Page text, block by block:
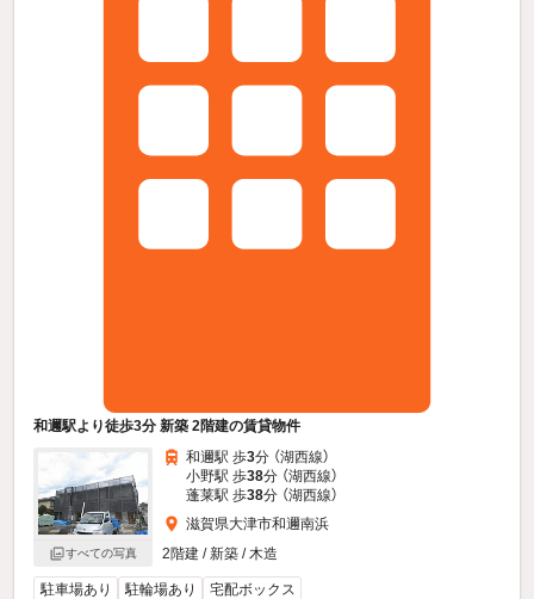
和邇駅より徒歩3分 新築 2階建の賃貸物件
すべての写真
和邇駅 歩3分 （湖西線）
小野駅 歩38分 （湖西線）
蓬莱駅 歩38分 （湖西線）
滋賀県大津市和邇南浜
2階建 / 新築 / 木造
駐車場あり 駐輪場あり 宅配ボックス